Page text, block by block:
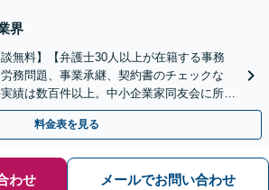
界
談無料】【弁護士30人以上が在籍する事務
務問題、事業承継、契約書のチェックな
績は数百件以上。中小企業家同友会に所属
【初回相談無料】
料金表を見る
わせ メールでお問い合わせ